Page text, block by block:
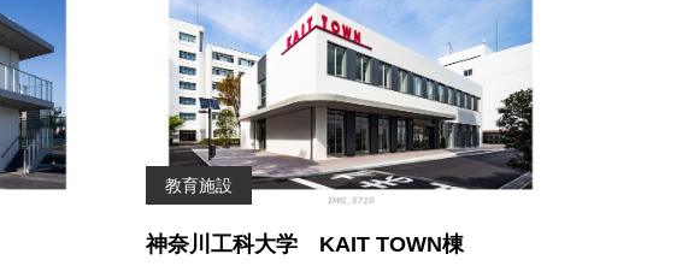
教育施設
神奈川工科大学 KAIT TOWN棟